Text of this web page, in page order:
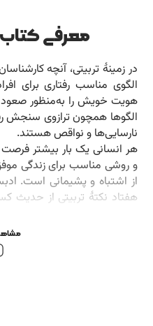
معرفی
در زمینۀ تربیتی، آنچه
الگوی مناسب رفتاری برای
هویت خویش را به‌منظور
الگوها همچون ترازوی سنجش
نارسایی‌ها و نواقص هستند.
هر انسانی یک بار بیشتر فرصت
و روشی مناسب برای زندگی
از اشتباه و پشیمانی است.
هفتاد نکتۀ تربیتی از حدیث
بررسی‌شده در این کتاب،
خواسته‌ها، نظم در زندگی،
گفت‌وگو درمانی و ابراز محبت